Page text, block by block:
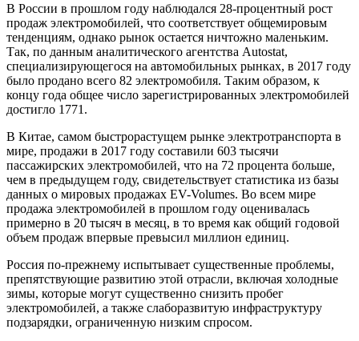
В России в прошлом году наблюдался 28-процентный рост
продаж электромобилей, что соответствует общемировым
тенденциям, однако рынок остается ничтожно маленьким.
Так, по данным аналитического агентства Autostat,
специализирующегося на автомобильных рынках, в 2017 году
было продано всего 82 электромобиля. Таким образом, к
концу года общее число зарегистрированных электромобилей
достигло 1771.
В Китае, самом быстрорастущем рынке электротранспорта в
мире, продажи в 2017 году составили 603 тысячи
пассажирских электромобилей, что на 72 процента больше,
чем в предыдущем году, свидетельствует статистика из базы
данных о мировых продажах EV-Volumes. Во всем мире
продажа электромобилей в прошлом году оценивалась
примерно в 20 тысяч в месяц, в то время как общий годовой
объем продаж впервые превысил миллион единиц.
Россия по-прежнему испытывает существенные проблемы,
препятствующие развитию этой отрасли, включая холодные
зимы, которые могут существенно снизить пробег
электромобилей, а также слаборазвитую инфраструктуру
подзарядки, ограниченную низким спросом.